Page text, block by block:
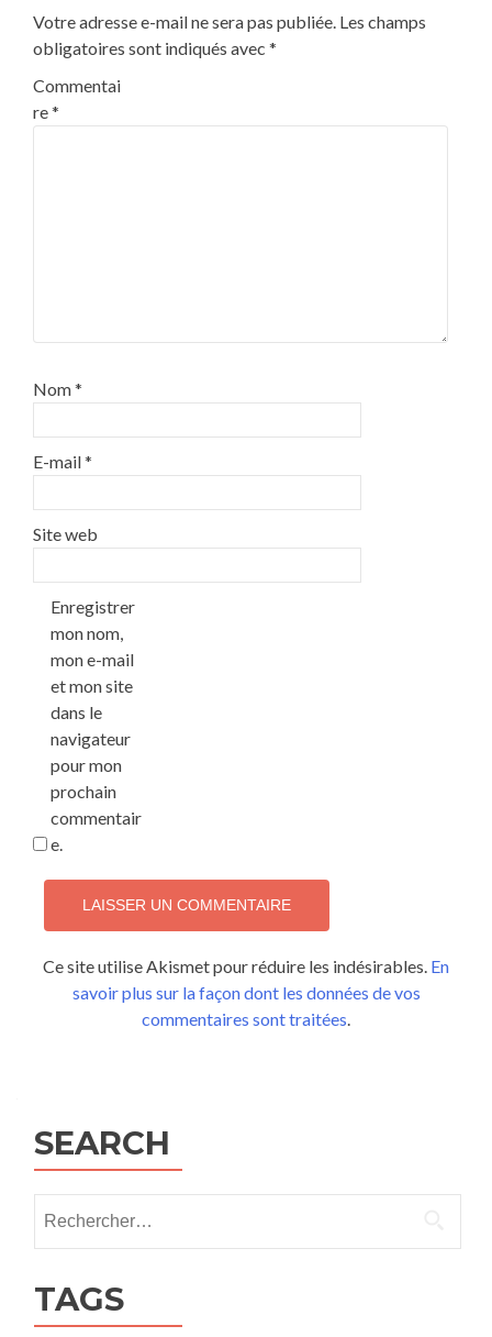
Votre adresse e-mail ne sera pas publiée. Les champs
obligatoires sont indiqués avec *
Commentai
re*
Nom*
E-mail*
Site web
Enregistrer
mon nom,
mon e-mail
et mon site
dans le
navigateur
pour mon
prochain
commentair
e.
Ce site utilise Akismet pour réduire les indésirables. En
savoir plus sur la façon dont les données de vos
commentaires sont traitées.
SEARCH
TAGS